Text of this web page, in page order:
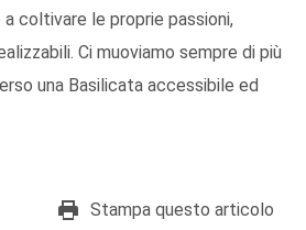
coltivare le proprie passioni,
Ci muoviamo sempre di più
una Basilicata accessibile ed
Stampa questo articolo